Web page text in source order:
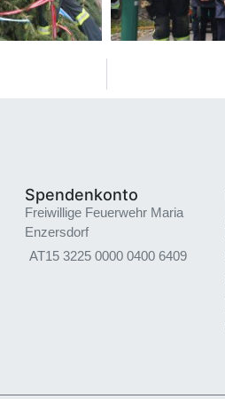
Spendenkonto
Freiwillige Feuerwehr Maria
Enzersdorf
AT15 3225 0000 0400 6409